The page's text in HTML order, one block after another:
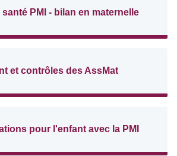
santé PMI - bilan en maternelle
et contrôles des AssMat
pour l'enfant avec la PMI